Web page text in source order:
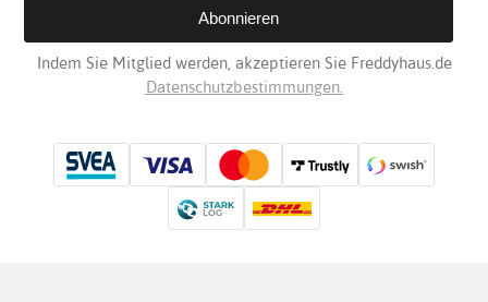
Indem Sie Mitglied werden, akzeptieren Sie Freddyhaus.de
Datenschutzbestimmungen.